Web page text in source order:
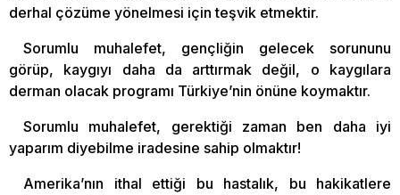
derhal çözüme yönelmesi için teşvik etmektir.
Sorumlu muhalefet, gençliğin gelecek sorununu
görüp, kaygıyı daha da arttırmak değil, o kaygılara
derman olacak programı Türkiye’nin önüne koymaktır.
Sorumlu muhalefet, gerektiği zaman ben daha iyi
yaparım diyebilme iradesine sahip olmaktır!
Amerika’nın ithal ettiği bu hastalık, bu hakikatlere